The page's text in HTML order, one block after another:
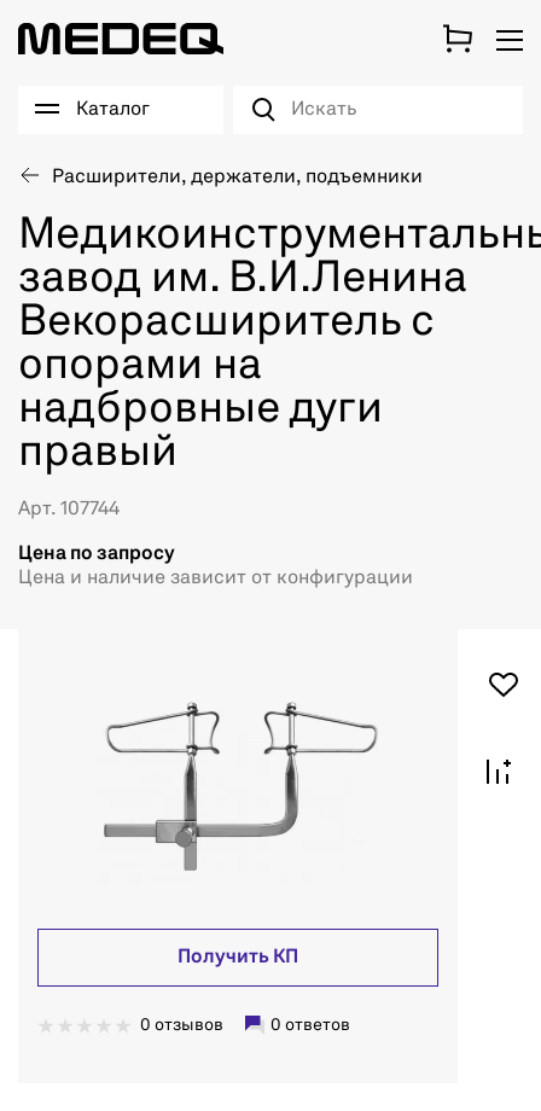
Каталог
Расширители, держатели, подъемники
завод им. В.И.Ленина
Векорасширитель с
опорами на
надбровные дуги
правый
Арт. 107744
Цена по запросу
Цена и наличие зависит от конфигурации
Получить КП
0 отзывов 0 ответов